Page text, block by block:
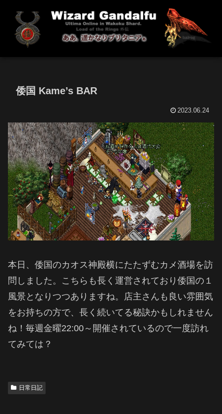
倭国 Kame’s BAR
2023.06.24
本日、倭国のカオス神殿横にたたずむカメ酒場を訪
問しました。こちらも長く運営されており倭国の１
風景となりつつありますね。店主さんも良い雰囲気
をお持ちの方で、長く続いてる秘訣かもしれません
ね！毎週金曜22:00～開催されているので一度訪れ
てみては？
日常日記